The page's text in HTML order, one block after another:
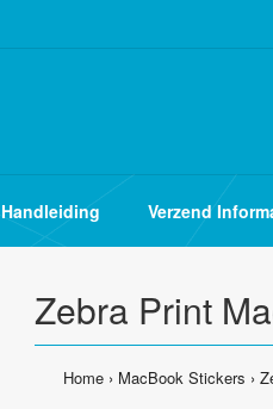
Handleiding Verzend
Zebra Print
Home MacBook Stickers